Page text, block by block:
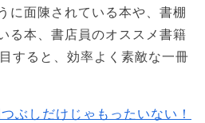
に面陳されている本や、書棚
る本、書店員のオススメ書籍
すると、効率よく素敵な一冊
ぶしだけじゃもったいない！